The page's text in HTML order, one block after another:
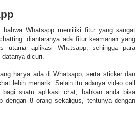
Whatsapp memiliki fitur yang sangat
diantaranya ada fitur keamanan yang
utama aplikasi Whatsapp, sehingga para
datanya dicuri.
hanya ada di Whatsapp, serta sticker dan
lebih menarik. Selain itu adanya video call
bagi suatu aplikasi chat, bahkan anda bisa
dengan 8 orang sekaligus, tentunya dengan